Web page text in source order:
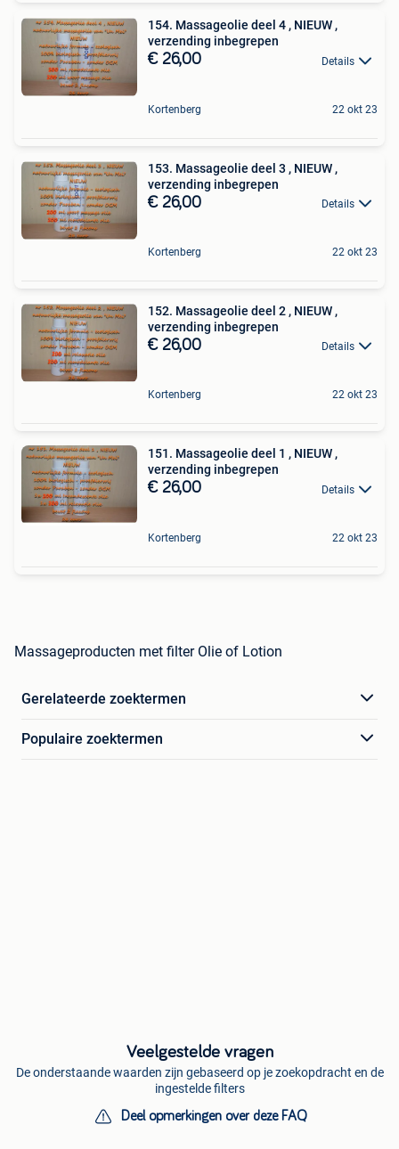
154. Massageolie deel 4 , NIEUW ,
verzending inbegrepen
€ 26,00 Details
Kortenberg 22 okt 23
153. Massageolie deel 3 , NIEUW ,
verzending inbegrepen
€ 26,00 Details
Kortenberg 22 okt 23
152. Massageolie deel 2 , NIEUW ,
verzending inbegrepen
€ 26,00 Details
Kortenberg 22 okt 23
151. Massageolie deel 1 , NIEUW ,
verzending inbegrepen
€ 26,00 Details
Kortenberg 22 okt 23
Massageproducten met filter Olie of Lotion
Gerelateerde zoektermen
Populaire zoektermen
Veelgestelde vragen
De onderstaande waarden zijn gebaseerd op je zoekopdracht en de
ingestelde filters
Deel opmerkingen over deze FAQ